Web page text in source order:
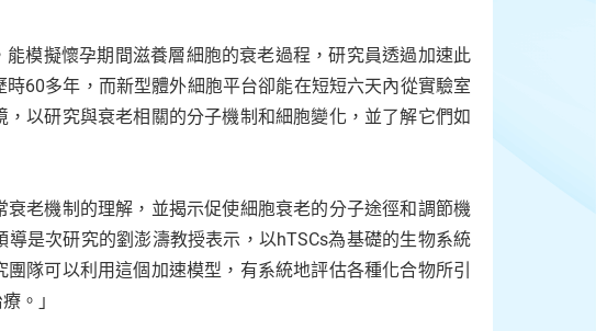
模擬懷孕期間滋養層細胞的衰老過程，研究員透過加速此
60多年，而新型體外細胞平台卻能在短短六天內從實驗室
以研究與衰老相關的分子機制和細胞變化，並了解它們如
老機制的理解，並揭示促使細胞衰老的分子途徑和調節機
是次研究的劉澎濤教授表示，以hTSCs為基礎的生物系統
隊可以利用這個加速模型，有系統地評估各種化合物所引
。」